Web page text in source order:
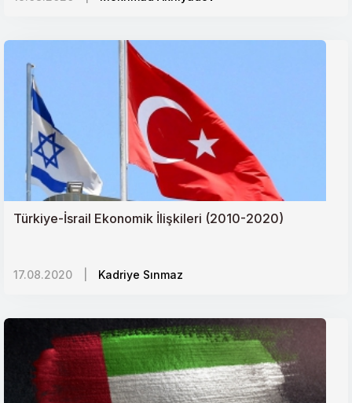
Türkiye-İsrail Ekonomik İlişkileri (2010-2020)
17.08.2020 Kadriye Sınmaz